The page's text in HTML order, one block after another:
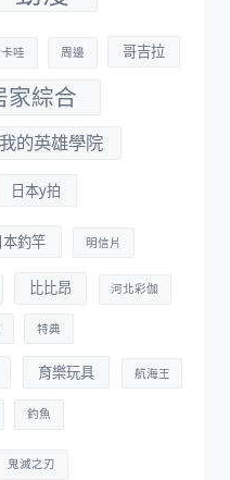
哇 周邊 哥吉拉
家綜合
我的英雄學院
日本y拍
本釣竿 明信片
比比昂 河北彩伽
特典
育樂玩具 航海王
釣魚
鬼滅之刃